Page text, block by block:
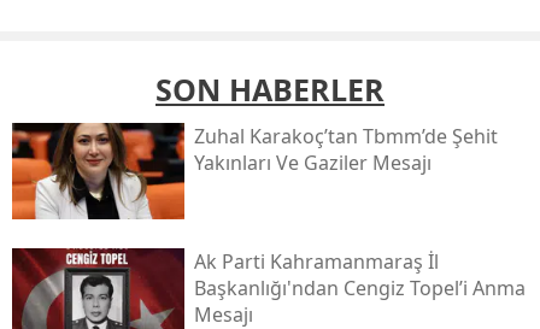
SON HABERLER
Zuhal Karakoç’tan Tbmm’de Şehit
Yakınları Ve Gaziler Mesajı
Ak Parti Kahramanmaraş İl
Başkanlığı'ndan Cengiz Topel’i Anma
Mesajı